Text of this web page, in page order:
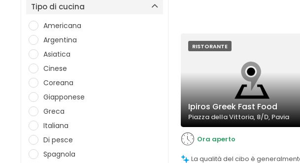
Tipo di cucina
Americana
Argentina
Asiatica
Cinese
Coreana
Giapponese
Greca
Italiana
Di pesce
Spagnola
RISTORANTE
Ipiros Greek Fast Food
Piazza della Vittoria, 8/D, Pavia
Ora aperto